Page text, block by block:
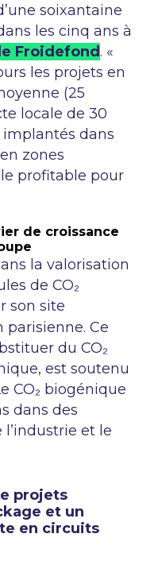
soixantaine
les cinq ans à
Froidefond. «
les projets en
(25
locale de 30
dans
zones
profitable pour
de croissance
la valorisation
de CO₂
son site
parisienne. Ce
du CO₂
est soutenu
CO₂ biogénique
dans des
et le
projets
et un
en circuits